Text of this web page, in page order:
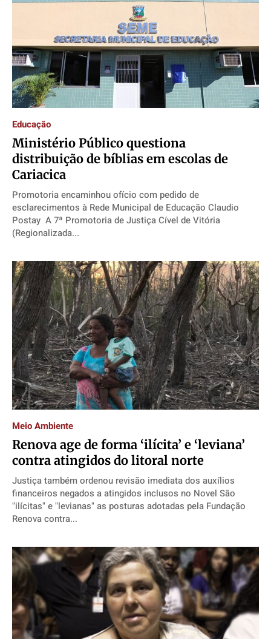
Educação
Ministério Público questiona
distribuição de bíblias em escolas de
Cariacica
Promotoria encaminhou ofício com pedido de
esclarecimentos à Rede Municipal de Educação Claudio
Postay A 7ª Promotoria de Justiça Cível de Vitória
(Regionalizada...
Meio Ambiente
Renova age de forma ‘ilícita’ e ‘leviana’
contra atingidos do litoral norte
Justiça também ordenou revisão imediata dos auxílios
financeiros negados a atingidos inclusos no Novel São
"ilícitas" e "levianas" as posturas adotadas pela Fundação
Renova contra...